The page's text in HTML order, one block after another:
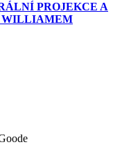
PROJEKCE A
WILLIAMEM